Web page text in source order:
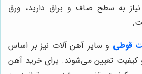
به سطح صاف و براق دارید، ورق
قوطی و سایر آهن آلات نیز بر اساس
کیفیت تعیین می‌شوند. برای خرید آهن